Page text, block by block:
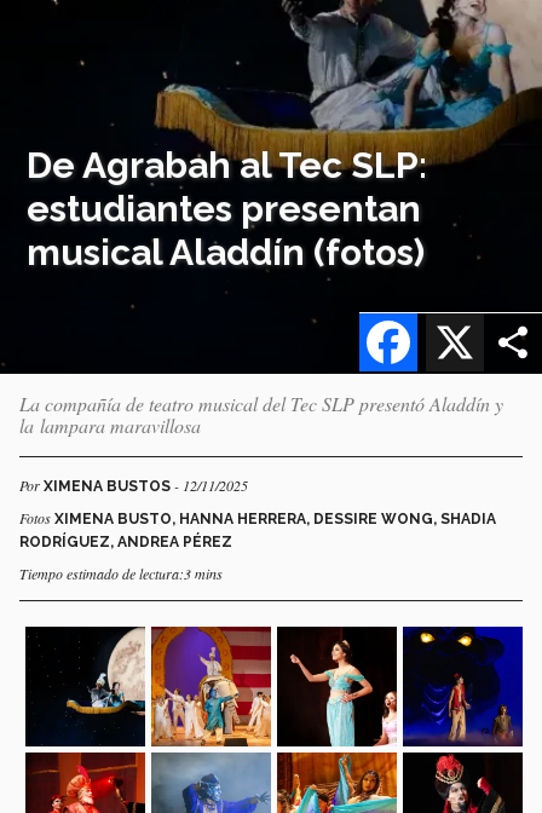
De Agrabah al Tec SLP:
estudiantes presentan
musical Aladdín (fotos)
X
Facebook
La compañía de teatro musical del Tec SLP presentó Aladdín y
la lampara maravillosa
Por XIMENA BUSTOS - 12/11/2025
Fotos XIMENA BUSTO, HANNA HERRERA, DESSIRE WONG, SHADIA
RODRÍGUEZ, ANDREA PÉREZ
Tiempo estimado de lectura:3 mins